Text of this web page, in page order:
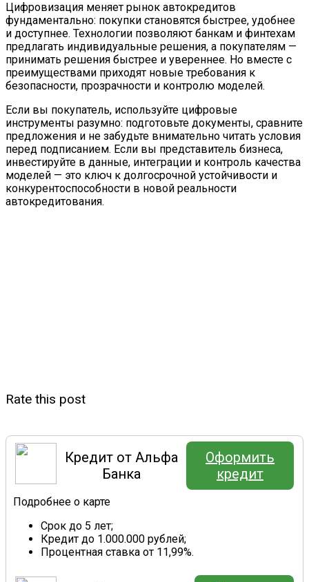
Цифровизация меняет рынок автокредитов
фундаментально: покупки становятся быстрее, удобнее
и доступнее. Технологии позволяют банкам и финтехам
предлагать индивидуальные решения, а покупателям —
принимать решения быстрее и увереннее. Но вместе с
преимуществами приходят новые требования к
безопасности, прозрачности и контролю моделей.
Если вы покупатель, используйте цифровые
инструменты разумно: подготовьте документы, сравните
предложения и не забудьте внимательно читать условия
перед подписанием. Если вы представитель бизнеса,
инвестируйте в данные, интеграции и контроль качества
моделей — это ключ к долгосрочной устойчивости и
конкурентоспособности в новой реальности
автокредитования.
Rate this post
Кредит от Альфа
Банка
Оформить
кредит
Подробнее о карте
Срок до 5 лет;
Кредит до 1.000.000 рублей;
Процентная ставка от 11,99%.